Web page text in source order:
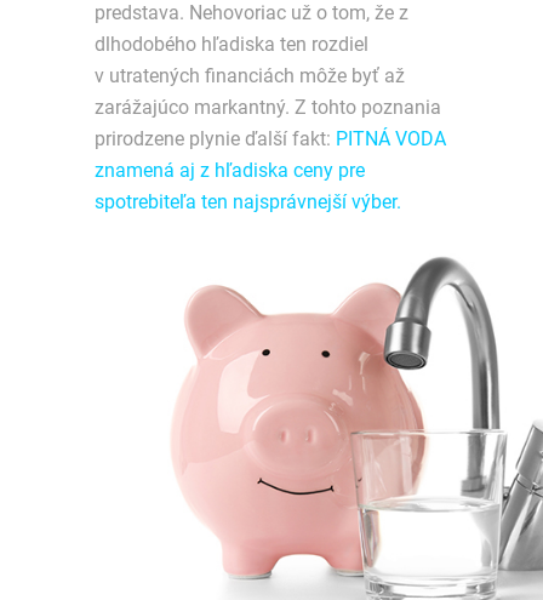
predstava. Nehovoriac už o tom, že z
dlhodobého hľadiska ten rozdiel
v utratených financiách môže byť až
zarážajúco markantný. Z tohto poznania
prirodzene plynie ďalší fakt: PITNÁ VODA
znamená aj z hľadiska ceny pre
spotrebiteľa ten najsprávnejší výber.